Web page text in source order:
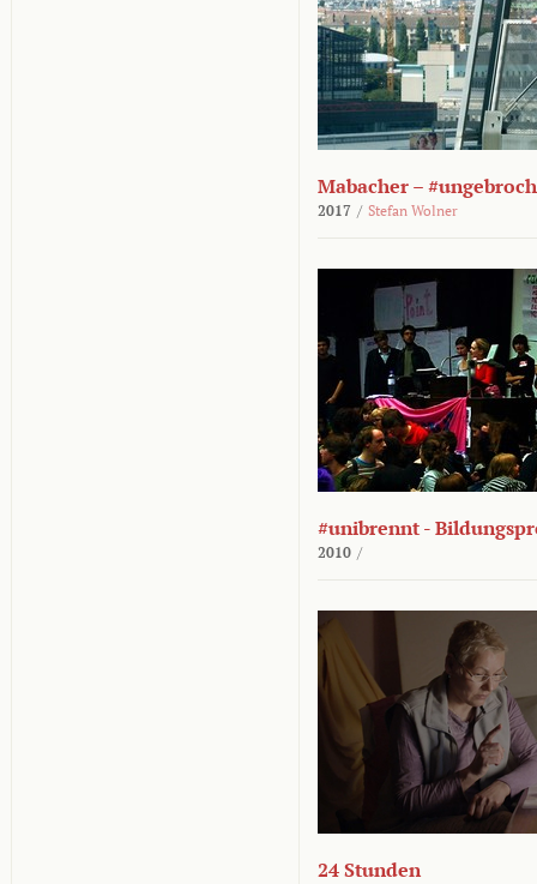
Mabacher –
2017 / Stefan Wolner
#unibrennt -
2010 /
24 Stunden